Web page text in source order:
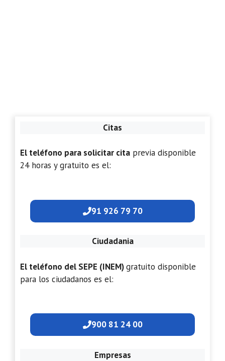
Citas
El teléfono para solicitar cita previa disponible
24 horas y gratuito es el:
91 926 79 70
Ciudadania
El teléfono del SEPE (INEM)gratuito disponible
para los ciudadanos es el:
900 81 24 00
Empresas